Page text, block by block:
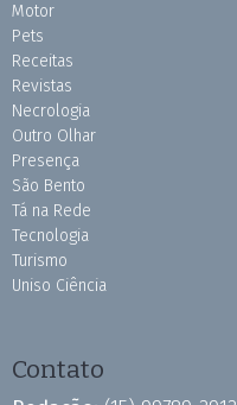
Motor
Pets
Receitas
Revistas
Necrologia
Outro Olhar
Presença
São Bento
Tá na Rede
Tecnologia
Turismo
Uniso Ciência
Contato